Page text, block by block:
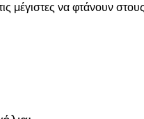
μέγιστες να φτάνουν